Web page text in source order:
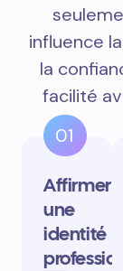
influence
la
facilité
01
Affirmer
une
identité